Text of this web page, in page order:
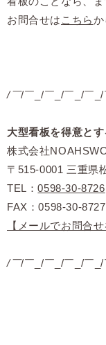
お問合せは こちらか
/￣/￣_/￣_/￣_/￣
大型看板を得意と
株式会社
〒515-0001 三重県
TEL：0598-30-8726
FAX：0598-30-8727
【メールでお問合せ
/￣/￣_/￣_/￣_/￣